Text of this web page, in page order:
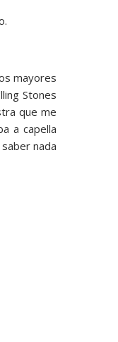
mayores
Stones
que me
a capella
nada